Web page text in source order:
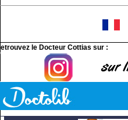
le Docteur Cottias sur :